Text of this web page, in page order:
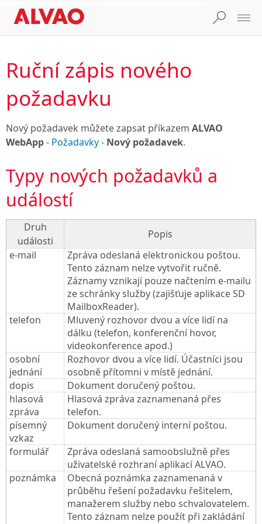
Ruční zápis nového
požadavku
Nový požadavek můžete zapsat příkazem ALVAO
WebApp- Požadavky- Nový požadavek.
Typy nových požadavků a
událostí
Druh
události
Popis
e-mail
Zpráva odeslaná elektronickou poštou.
Tento záznam nelze vytvořit ručně.
Záznamy vznikají pouze načtením e-mailu
ze schránky služby (zajišťuje aplikace SD
MailboxReader).
telefon
Mluvený rozhovor dvou a více lidí na
dálku (telefon, konferenční hovor,
videokonference apod.)
osobní
jednání
Rozhovor dvou a více lidí. Účastníci jsou
osobně přítomni v místě jednání.
dopis
Dokument doručený poštou.
hlasová
zpráva
Hlasová zpráva zaznamenaná přes
telefon.
písemný
vzkaz
Dokument doručený interní poštou.
formulář
Zpráva odeslaná samoobslužně přes
uživatelské rozhraní aplikací ALVAO.
poznámka
Obecná poznámka zaznamenaná v
průběhu řešení požadavku řešitelem,
manažerem služby nebo schvalovatelem.
Tento záznam nelze použít při zakládání